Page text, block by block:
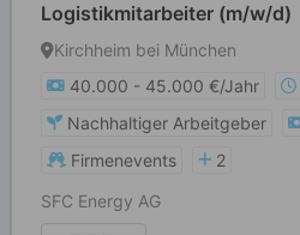
Logistikmitarbeiter (m/w/d)
Kirchheim bei München
40.000 - 45.000 €/Jahr
Nachhaltiger Arbeitgeber
Firmenevents
2
SFC Energy AG